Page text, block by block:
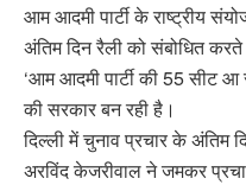
आम आदमी पार्टी के राष्ट्रीय
अंतिम दिन रैली को संबोधित
‘आम आदमी पार्टी की 55 सीट
की सरकार बन रही है।
दिल्ली में चुनाव प्रचार के अंतिम
अरविंद केजरीवाल ने जमकर